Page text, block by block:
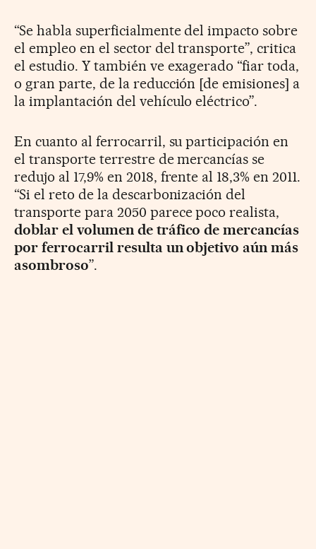
“Se habla superficialmente del impacto sobre
el empleo en el sector del transporte”, critica
el estudio. Y también ve exagerado “fiar toda,
o gran parte, de la reducción [de emisiones] a
la implantación del vehículo eléctrico”.
En cuanto al ferrocarril, su participación en
el transporte terrestre de mercancías se
redujo al 17,9% en 2018, frente al 18,3% en 2011.
“Si el reto de la descarbonización del
transporte para 2050 parece poco realista,
doblar el volumen de tráfico de mercancías
por ferrocarril resulta un objetivo aún más
asombroso”.